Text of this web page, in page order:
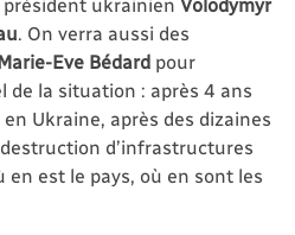
. On verra aussi des
Eve Bédard pour
de la situation : après 4 ans
Ukraine, après des dizaines
d’infrastructures
en est le pays, où en sont les